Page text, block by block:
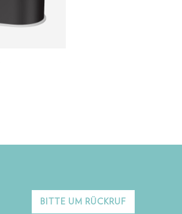
BITTE UM RÜCKRUF